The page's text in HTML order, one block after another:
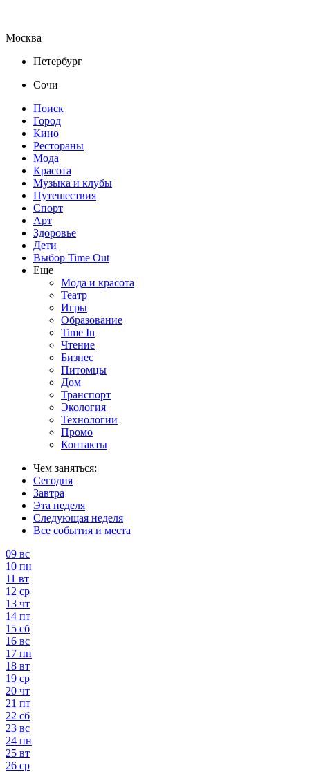
Москва
Петербург
Сочи
Поиск
Город
Кино
Рестораны
Мода
Красота
Музыка и клубы
Путешествия
Спорт
Арт
Здоровье
Дети
Выбор Time Out
Еще
Мода и красота
Театр
Игры
Образование
Time In
Чтение
Бизнес
Питомцы
Дом
Транспорт
Экология
Технологии
Промо
Контакты
Чем заняться:
Сегодня
Завтра
Эта неделя
Следующая неделя
Все события и места
09 вс
10 пн
11 вт
12 ср
13 чт
14 пт
15 сб
16 вс
17 пн
18 вт
19 ср
20 чт
21 пт
22 сб
23 вс
24 пн
25 вт
26 ср